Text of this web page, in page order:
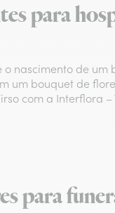
para
nascimento de
bouquet de
com a Interflora
para